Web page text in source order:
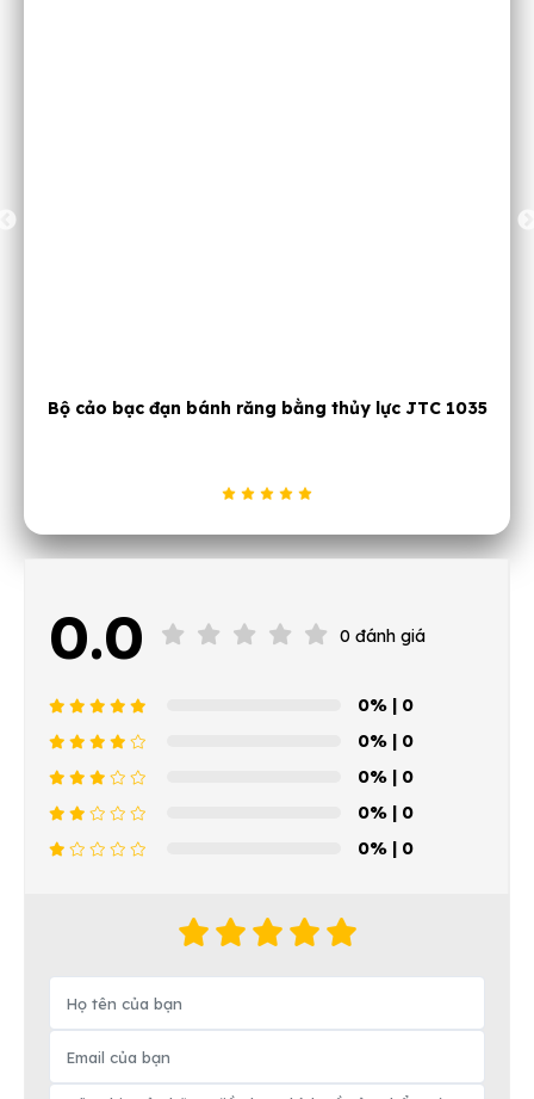
lực JTC 1035 Cảo bạc đạn 2 chấu 3 inch JTC
0.0 0 đánh giá
0% | 0
0% | 0
0% | 0
0% | 0
0% | 0